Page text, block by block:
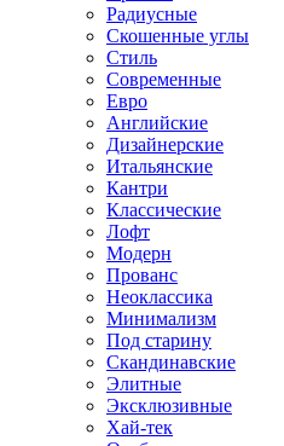
Радиусные
Скошенные углы
Стиль
Современные
Евро
Английские
Дизайнерские
Итальянские
Кантри
Классические
Лофт
Модерн
Прованс
Неоклассика
Минимализм
Под старину
Скандинавские
Элитные
Эксклюзивные
Хай-тек